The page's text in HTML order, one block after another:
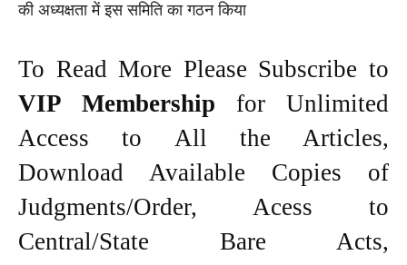
की अध्यक्षता में इस समिति का गठन किया
To Read More Please Subscribe to
VIP Membership for Unlimited
Access to All the Articles,
Download Available Copies of
Judgments/Order, Acess to
Central/State Bare Acts,